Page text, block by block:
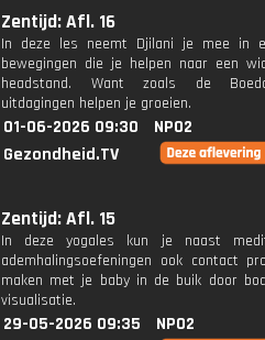
Zentijd: Afl. 16
In deze les neemt Djilani je mee in
bewegingen die je helpen naar een
headstand. Want zoals de
uitdagingen helpen je groeien.
01-06-2026 09:30
NPO2
Gezondheid.TV
Zentijd: Afl. 15
In deze yogales kun je naast
ademhalingsoefeningen ook contact
maken met je baby in de buik door
visualisatie.
29-05-2026 09:35 NPO2